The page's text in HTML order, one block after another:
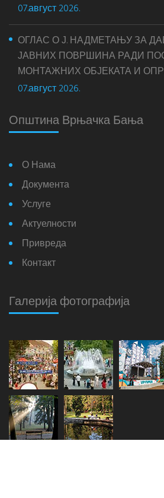
07.август 2026.
ОГЛАС О Ј. НАДМЕТАЊУ ЗА
ЈАВНИХ ПОВРШИНА РАДИ
МОНТАЖНИХ ОБЈЕКАТА И
07.август 2026.
Општина Врњачка Бања
О Нама
Документа
Услуге
Актуелности
Привреда
Контакт
Галерија фотографија